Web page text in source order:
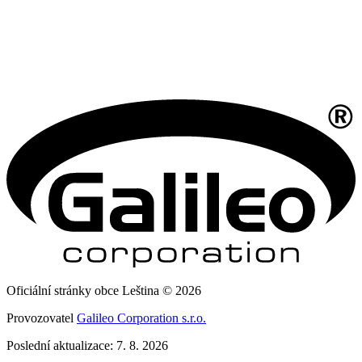
Oficiální stránky obce Leština © 2026
Provozovatel Galileo Corporation s.r.o.
Poslední aktualizace: 7. 8. 2026